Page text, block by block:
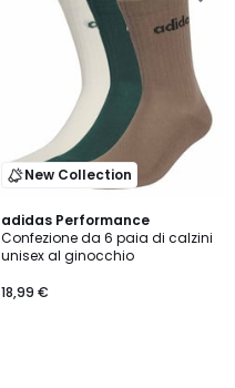
New Collection
adidas Performance
Confezione da 6 paia di calzini
unisex al ginocchio
18,99 €